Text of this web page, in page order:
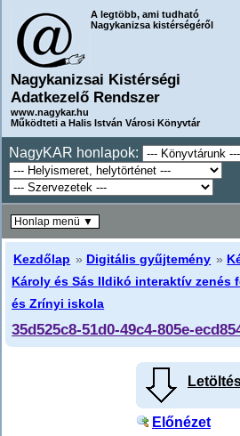
A legtöbb, ami tudható
Nagykanizsa kistérségéről
Nagykanizsai Kistérségi
Adatkezelő Rendszer
www.nagykar.hu
Működteti a Halis István Városi Könyvtár
NagyKAR honlapok:
Kezdőlap » Digitális gyűjtemény »
Károly és Sás Ildikó interaktív zenés
és Zrínyi iskola
35d525c8-51d0-49c4-805e-
Előnézet
Honlap menü ▼